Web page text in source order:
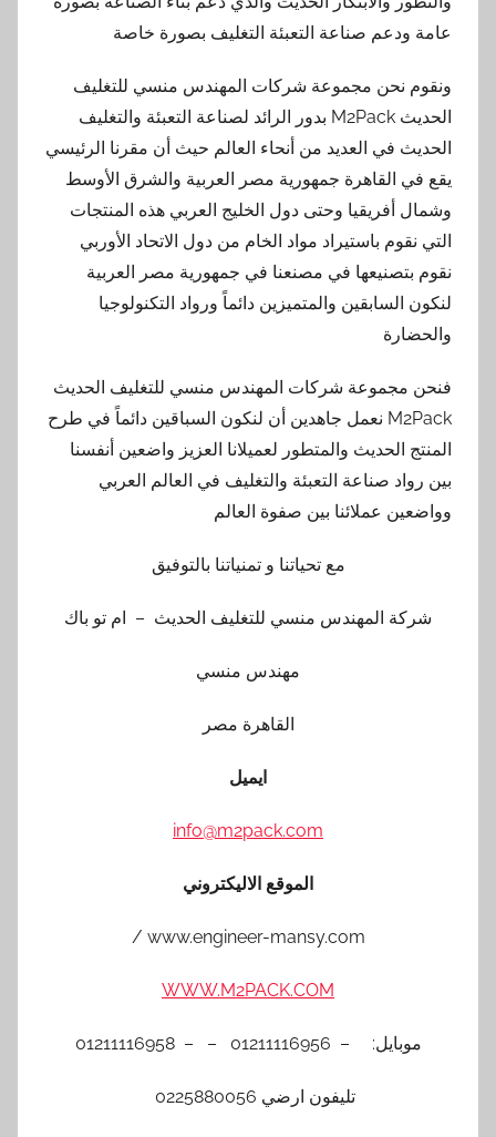
عامة ودعم صناعة التعبئة التغليف بصورة خاصة
ونقوم نحن مجموعة شركات المهندس منسي للتغليف
الحديث M2Pack بدور الرائد لصناعة التعبئة والتغليف
الحديث في العديد من أنحاء العالم حيث أن مقرنا الرئيسي
يقع في القاهرة جمهورية مصر العربية والشرق الأوسط
وشمال أفريقيا وحتى دول الخليج العربي هذه المنتجات
التي نقوم باستيراد مواد الخام من دول الاتحاد الأوربي
نقوم بتصنيعها في مصنعنا في جمهورية مصر العربية
لنكون السابقين والمتميزين دائماً ورواد التكنولوجيا
والحضارة
فنحن مجموعة شركات المهندس منسي للتغليف الحديث
M2Pack نعمل جاهدين أن لنكون السباقين دائماً في طرح
المنتج الحديث والمتطور لعميلانا العزيز واضعين أنفسنا
بين رواد صناعة التعبئة والتغليف في العالم العربي
وواضعين عملائنا بين صفوة العالم
مع تحياتنا و تمنياتنا بالتوفيق
شركة المهندس منسي للتغليف الحديث – ام تو باك
مهندس منسي
القاهرة مصر
ايميل
info@m2pack.com
الموقع الاليكتروني
www.engineer-mansy.com /
WWW.M2PACK.COM
موبايل: – 01211116956 – – 01211116958
تليفون ارضي 0225880056